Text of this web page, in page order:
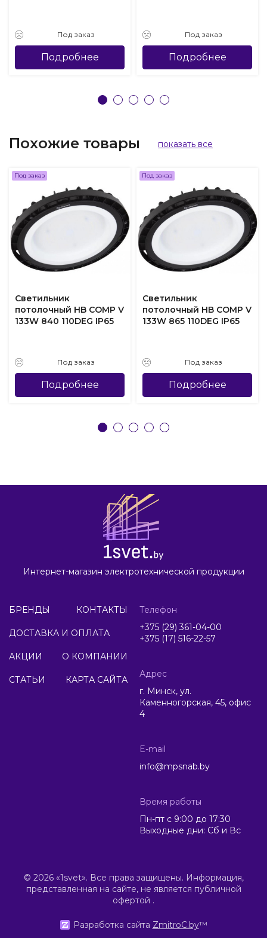
Под заказ
Подробнее
Под заказ
Подробнее
Похожие товары показать все
Под заказ
Светильник
потолочный HB COMP V
133W 840 110DEG IP65
Под заказ
Подробнее
Под заказ
Светильник
потолочный HB COMP V
133W 865 110DEG IP65
Под заказ
Подробнее
Интернет-магазин электротехнической продукции
БРЕНДЫ КОНТАКТЫ
ДОСТАВКА И ОПЛАТА
АКЦИИ О КОМПАНИИ
СТАТЬИ КАРТА САЙТА
Телефон
+375 (29) 361-04-00
+375 (17) 516-22-57
Адрес
г. Минск, ул.
Каменногорская, 45, офис
4
E-mail
info@mpsnab.by
Время работы
Пн-пт с 9:00 до 17:30
Выходные дни: Сб и Вс
© 2026 «1svet». Все права защищены. Информация,
представленная на сайте, не является публичной
офертой .
Разработка сайта ZmitroC.by™